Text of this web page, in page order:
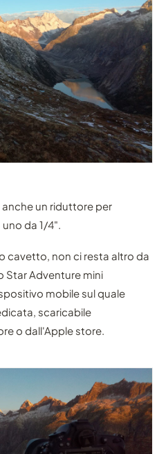
un riduttore per
da 1/4".
cavetto, non ci resta altro da
Star Adventure mini
mobile sul quale
scaricabile
o dall'Apple store.